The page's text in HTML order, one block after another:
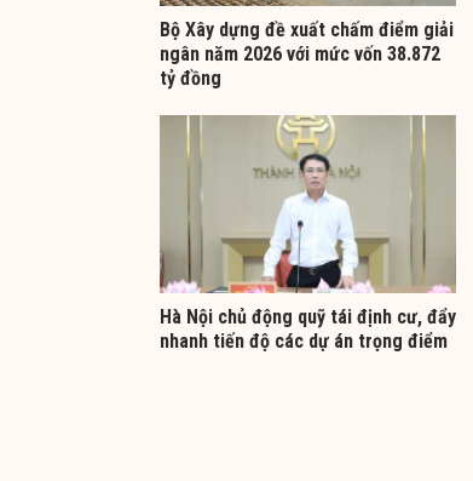
Bộ Xây dựng đề xuất chấm điểm giải
ngân năm 2026 với mức vốn 38.872
tỷ đồng
Hà Nội chủ động quỹ tái định cư, đẩy
nhanh tiến độ các dự án trọng điểm